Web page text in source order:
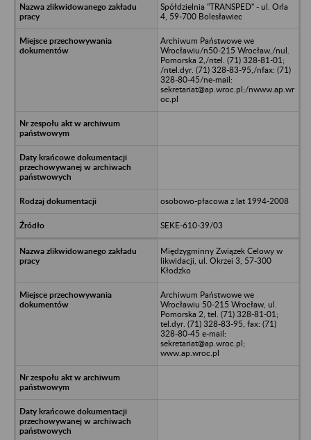
Spółdzielnia "TRANSPED" - ul. Orla
4, 59-700 Bolesławiec
Archiwum Państwowe we
Wrocławiu/n50-215 Wrocław,/nul.
Pomorska 2,/ntel. (71) 328-81-01;
/ntel.dyr. (71) 328-83-95,/nfax: (71)
328-80-45/ne-mail:
sekretariat@ap.wroc.pl;/nwww.ap.wr
oc.pl
osobowo-płacowa z lat 1994-2008
SEKE-610-39/03
Międzygminny Związek Celowy w
likwidacji, ul. Okrzei 3, 57-300
Kłodzko
Archiwum Państwowe we
Wrocławiu 50-215 Wrocław, ul.
Pomorska 2, tel. (71) 328-81-01;
tel.dyr. (71) 328-83-95, fax: (71)
328-80-45 e-mail:
sekretariat@ap.wroc.pl;
www.ap.wroc.pl